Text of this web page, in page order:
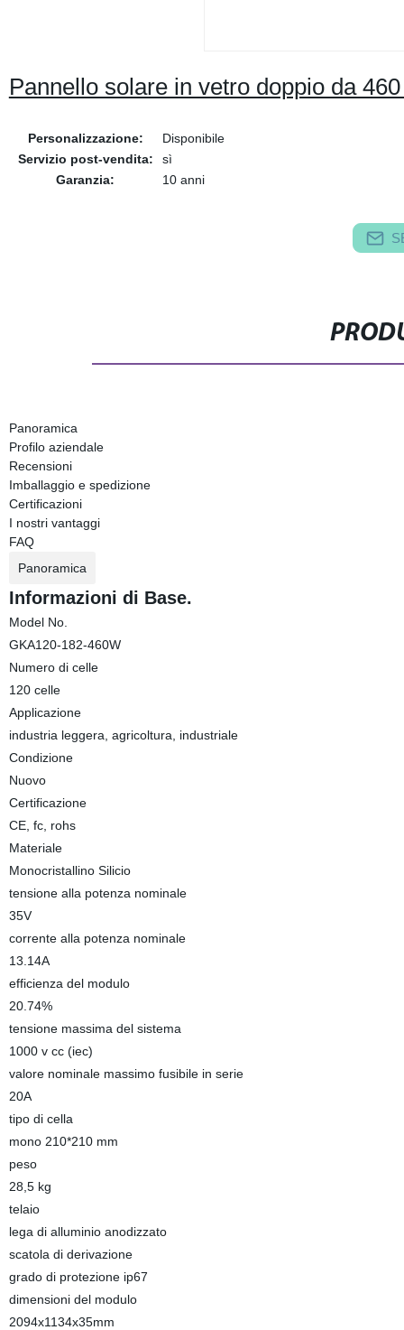
Pannello solare in vetro doppio da
Personalizzazione:
Disponibile
Servizio post-vendita:
sì
Garanzia:
10 anni
Panoramica
Profilo aziendale
Recensioni
Imballaggio e spedizione
Certificazioni
I nostri vantaggi
FAQ
Panoramica
Informazioni di Base.
Model No.
GKA120-182-460W
Numero di celle
120 celle
Applicazione
industria leggera, agricoltura, industriale
Condizione
Nuovo
Certificazione
CE, fc, rohs
Materiale
Monocristallino Silicio
tensione alla potenza nominale
35V
corrente alla potenza nominale
13.14A
efficienza del modulo
20.74%
tensione massima del sistema
1000 v cc (iec)
valore nominale massimo fusibile in serie
20A
tipo di cella
mono 210*210 mm
peso
28,5 kg
telaio
lega di alluminio anodizzato
scatola di derivazione
grado di protezione ip67
dimensioni del modulo
2094x1134x35mm